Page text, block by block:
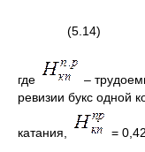
(5.14)
где
–
ревизии букс одной
катания, =